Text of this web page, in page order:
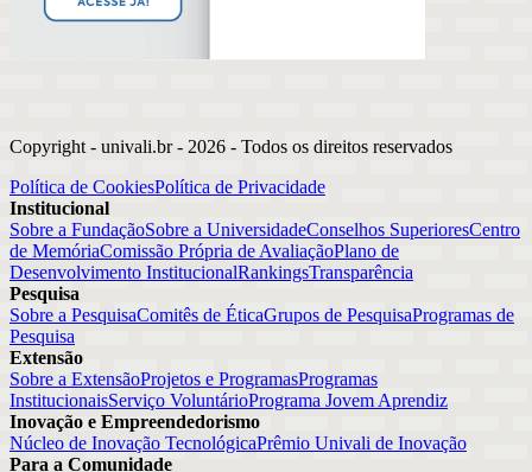
Copyright - univali.br - 2026 - Todos os direitos reservados
Política de CookiesPolítica de Privacidade
Institucional
Sobre a FundaçãoSobre a UniversidadeConselhos SuperioresCentro
de MemóriaComissão Própria de AvaliaçãoPlano de
Desenvolvimento InstitucionalRankingsTransparência
Pesquisa
Sobre a PesquisaComitês de ÉticaGrupos de PesquisaProgramas de
Pesquisa
Extensão
Sobre a ExtensãoProjetos e ProgramasProgramas
InstitucionaisServiço VoluntárioPrograma Jovem Aprendiz
Inovação e Empreendedorismo
Núcleo de Inovação TecnológicaPrêmio Univali de Inovação
Para a Comunidade